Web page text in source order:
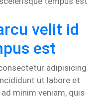
velit id
est
adipisicing
ut labore et
minim veniam, quis